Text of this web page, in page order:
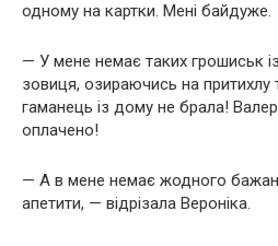
одному на картки. Мені байдуже.
— У мене немає таких грошиськ
зовиця, озираючись на притихлу
гаманець із дому не брала!
оплачено!
— А в мене немає жодного
апетити, — відрізала Вероніка.